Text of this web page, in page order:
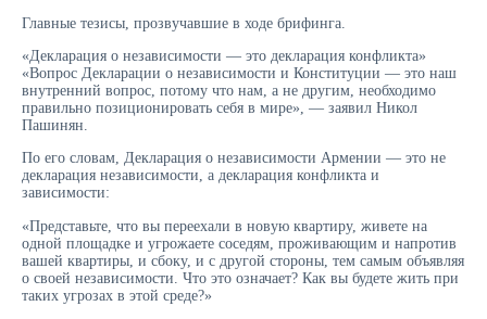
Главные тезисы, прозвучавшие в ходе брифинга.
«Декларация о независимости — это декларация конфликта»
«Вопрос Декларации о независимости и Конституции — это наш
внутренний вопрос, потому что нам, а не другим, необходимо
правильно позиционировать себя в мире», — заявил Никол
Пашинян.
По его словам, Декларация о независимости Армении — это не
декларация независимости, а декларация конфликта и
зависимости:
«Представьте, что вы переехали в новую квартиру, живете на
одной площадке и угрожаете соседям, проживающим и напротив
вашей квартиры, и сбоку, и с другой стороны, тем самым объявляя
о своей независимости. Что это означает? Как вы будете жить при
таких угрозах в этой среде?»